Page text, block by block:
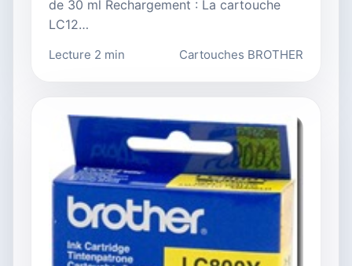
de 30 ml Rechargement : La cartouche
LC12…
Lecture 2 min Cartouches BROTHER